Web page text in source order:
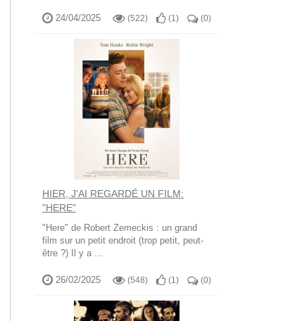
24/04/2025 (522) (1) (0)
HIER, J'AI REGARDÉ UN FILM:
"HERE"
"Here" de Robert Zemeckis : un grand
film sur un petit endroit (trop petit, peut-
être ?) Il y a ...
26/02/2025 (548) (1) (0)